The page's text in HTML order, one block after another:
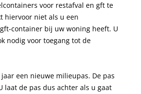
voor restafval en gft te
hiervoor niet als u een
container bij uw woning heeft. U
nodig voor toegang tot de
een nieuwe milieupas. De pas
laat de pas dus achter als u gaat